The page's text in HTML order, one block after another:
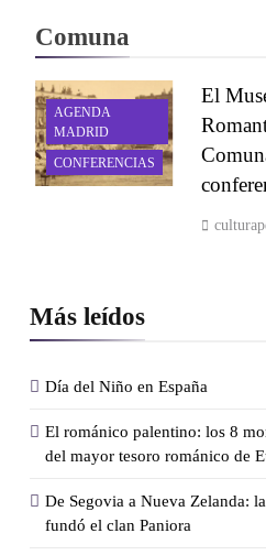
Más leídos
Día del Niño en España
El románico palentino: los 8
del mayor tesoro románico de
De Segovia a Nueva Zelanda:
fundó el clan Paniora
Comuna
AGENDA
MADRID
CONFERENCIAS
El